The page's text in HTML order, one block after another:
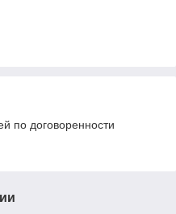
по договоренности